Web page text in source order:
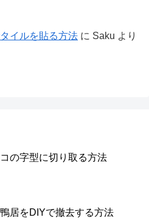
イルを貼る方法 に Saku より
の字型に切り取る方法
居をDIYで撤去する方法